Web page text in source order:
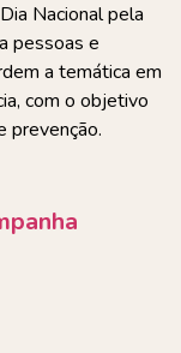
Nacional pela
pessoas e
a temática em
com o objetivo
prevenção.